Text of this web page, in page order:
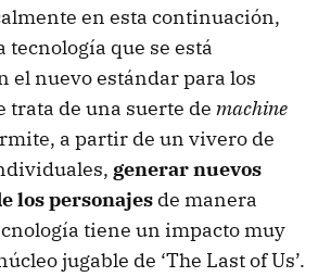
en esta continuación,
tecnología que se está
el nuevo estándar para los
trata de una suerte de machine
a partir de un vivero de
generar nuevos
los personajes de manera
tiene un impacto muy
jugable de ‘The Last of Us’.